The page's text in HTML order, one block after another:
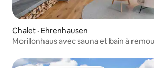
Chalet · Ehrenhausen
Morillonhaus avec sauna et bain à